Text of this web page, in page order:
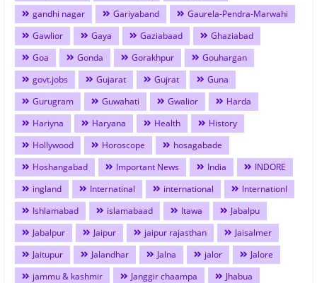
gandhi nagar
Gariyaband
Gaurela-Pendra-Marwahi
Gawlior
Gaya Gaziabaad
Ghaziabad
Goa
Gonda Gorakhpur
Gouhargan
govt.jobs
Gujarat Gujrat
Guna
Gurugram
Guwahati Gwalior
Harda
Hariyna
Haryana Health
History
Hollywood
Horoscope
hosagabade
Hoshangabad
Important News India
INDORE
ingland
Internatinal international
Internationl
Ishlamabad
islamabaad Itawa
Jabalpu
Jabalpur
Jaipur jaipur rajasthan
Jaisalmer
Jaitupur
Jalandhar Jalna jalor
Jalore
jammu & kashmir
Janggir chaampa
Jhabua